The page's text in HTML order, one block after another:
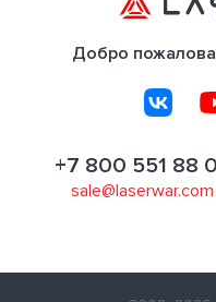
Добро
+7 800 551 88
sale@laserwar.com